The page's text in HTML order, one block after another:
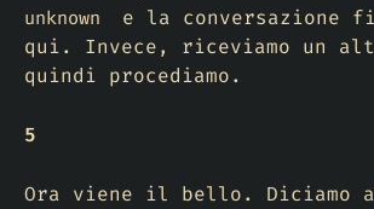
unknown
e la conversazione
qui. Invece, riceviamo un
quindi procediamo.
5
Ora viene il bello. Diciamo